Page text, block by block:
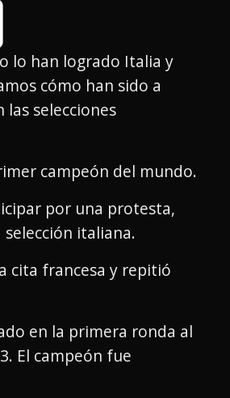
lo han logrado Italia y
cómo han sido a
selecciones
campeón del mundo.
por una protesta,
italiana.
cita francesa y repitió
en la primera ronda al
El campeón fue